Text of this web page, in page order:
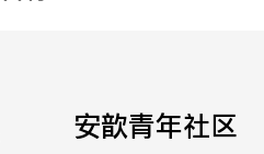
安歆青年社区